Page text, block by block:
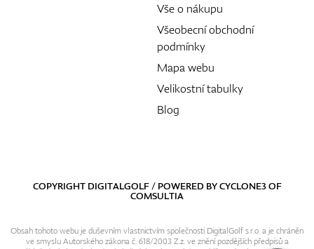
Vše o nákupu
Všeobecní obchodní
podmínky
Mapa webu
Velikostní tabulky
Blog
COPYRIGHT DIGITALGOLF / POWERED BYCYCLONE3OF
COMSULTIA
Obsah tohoto webu je duševním vlastnictvím společnosti DigitalGolf s.r.o. a je chráněn
ve smyslu Autorského zákona č. 618/2003 Z.z. ve znění pozdějších předpisů a